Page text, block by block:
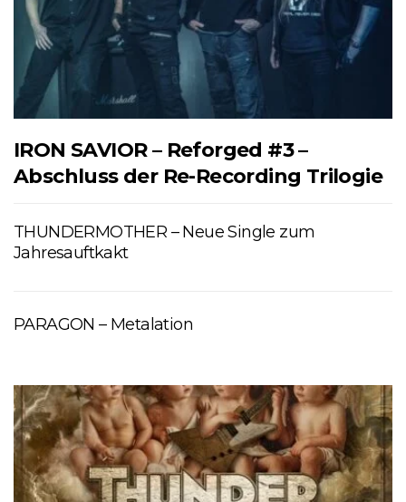
IRON SAVIOR – Reforged #3 –
Abschluss der Re-Recording Trilogie
THUNDERMOTHER – Neue Single zum
Jahresauftkakt
PARAGON – Metalation